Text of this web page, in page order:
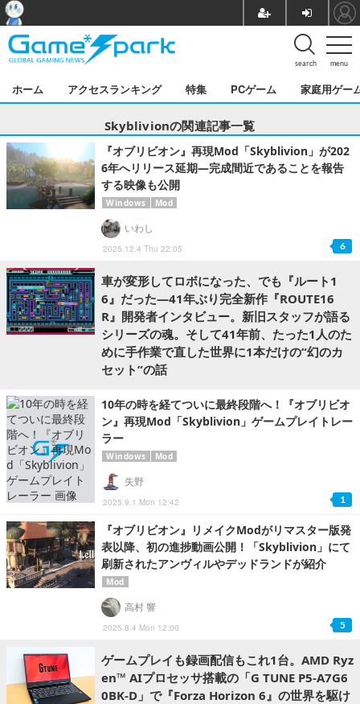
menu
search
ホーム アクセスランキング 特集 PCゲーム 家庭用ゲー
Skyblivionの関連記事一覧
『オブリビオン』再現Mod「Skyblivion」が202
6年へリリース延期―完成間近であることを報告
する映像も公開
Windows Mod
2025.12.4 Thu 22:05
いわし
6
車が変形してロボになった、でも『ルート1
6』だった―41年ぶり完全新作『ROUTE16
R』開発者インタビュー。新旧スタッフが語る
シリーズの魂。そして41年前、たった1人のた
めに手作業で直した世界に1本だけの“幻のカ
セット”の話
10年の時を経てついに最終段階へ！『オブリビオ
ン』再現Mod「Skyblivion」ゲームプレイトレー
ラー
Windows Mod
2025.9.1 Mon 12:42
失野
1
『オブリビオン』リメイクModがリマスター版発
表以降、初の進捗動画公開！「Skyblivion」にて
刷新されたアンヴィルやデッドランドが紹介
Mod
2025.8.4 Mon 12:00
高村 響
5
ゲームプレイも録画配信もこれ1台。AMD Ryz
en™ AIプロセッサ搭載の「G TUNE P5-A7G6
0BK-D」で『Forza Horizon 6』の世界を駆け